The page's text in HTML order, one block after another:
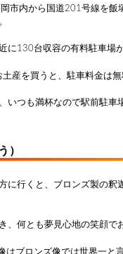
市内から国道201号線を飯
に130台収容の有料駐車場
産を買うと、駐車料金は無
いつも満杯なので駅前駐車
）
に行くと、ブロンズ製の釈
何とも夢見心地の笑顔で
ブロンズ像では世界一と